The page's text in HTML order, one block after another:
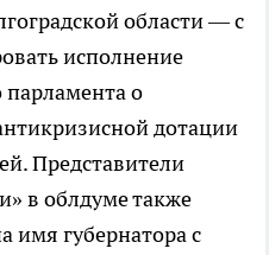
области — с
исполнение
о
дотации
Представители
в облдуме также
имя губернатора с